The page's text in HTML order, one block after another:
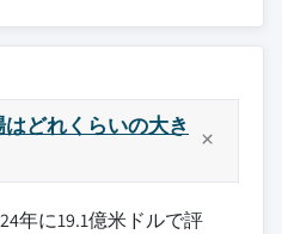
ニング・ミルズ
マシナリー
シーンズ
どれくらいの大き
年に19.1億米ドルで評